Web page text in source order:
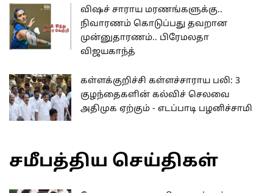
விஷச் சாராய மரணங்களுக்கு..
நிவாரணம் கொடுப்பது தவறான
முன்னுதாரணம்.. பிரேமலதா
விஜயகாந்த்
கள்ளக்குறிச்சி கள்ளச்சாராய பலி: 3
குழந்தைகளின் கல்விச் செலவை
அதிமுக ஏற்கும் - எடப்பாடி பழனிச்சாமி
சமீபத்திய செய்திகள்